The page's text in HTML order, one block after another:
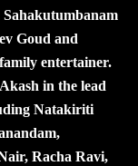
Goud and
entertainer.
in the lead
Natakiriti
Racha Ravi,